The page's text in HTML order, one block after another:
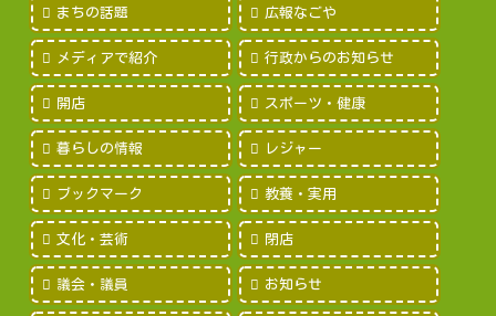
まちの話題 広報なごや
メディアで紹介 行政からのお知らせ
開店 スポーツ・健康
暮らしの情報 レジャー
ブックマーク 教養・実用
文化・芸術 閉店
議会・議員 お知らせ